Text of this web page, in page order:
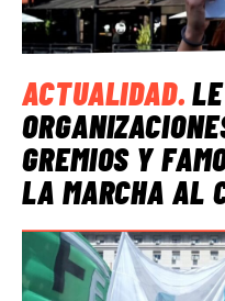
ACTUALIDAD.
GREMIOS Y
LA MARCHA AL